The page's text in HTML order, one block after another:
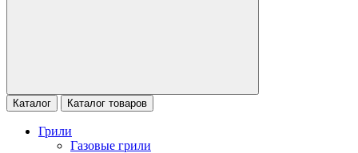
Каталог Каталог товаров
Грили
Газовые грили